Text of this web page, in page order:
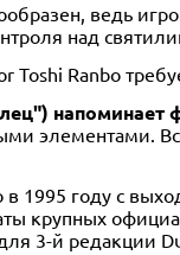
ведь
над
Toshi Ranbo
элементами.
1995 году с
крупных
3-й редакции